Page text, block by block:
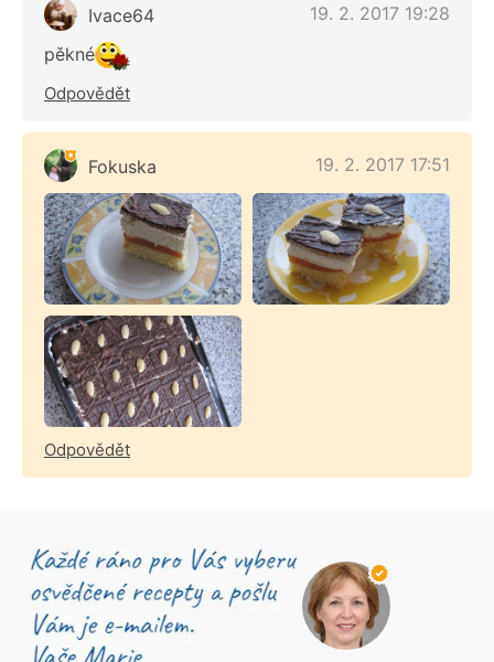
Ivace64
19. 2. 2017 19:28
pěkné
Odpovědět
Fokuska 19. 2. 2017 17:51
Odpovědět